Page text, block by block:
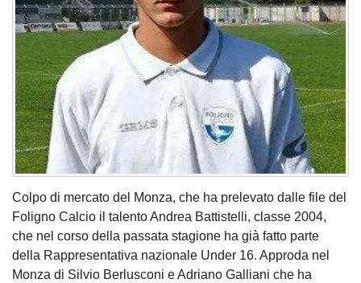
Colpo di mercato del Monza, che ha prelevato dalle file del
Foligno Calcio il talento Andrea Battistelli, classe 2004,
che nel corso della passata stagione ha già fatto parte
della Rappresentativa nazionale Under 16. Approda nel
Monza di Silvio Berlusconi e Adriano Galliani che ha